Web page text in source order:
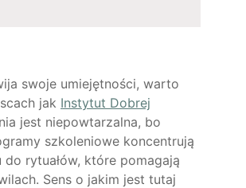
swoje umiejętności, warto
jak Instytut Dobrej
jest niepowtarzalna, bo
szkoleniowe koncentrują
rytuałów, które pomagają
Sens o jakim jest tutaj